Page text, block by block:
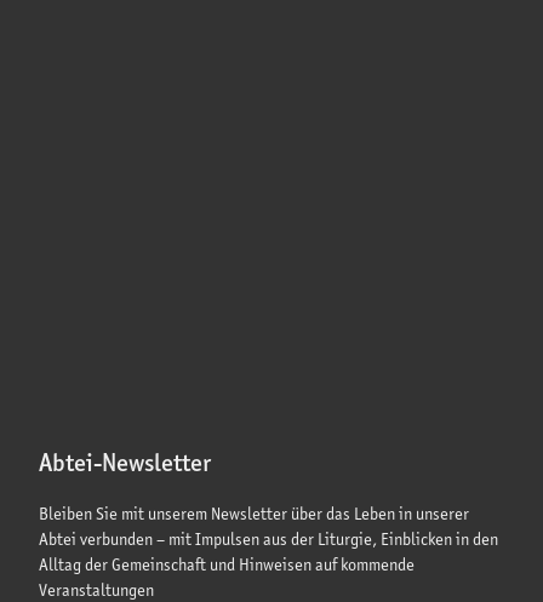
Abtei-Newsletter
Bleiben Sie mit unserem Newsletter über das Leben in unserer
Abtei verbunden – mit Impulsen aus der Liturgie, Einblicken in den
Alltag der Gemeinschaft und Hinweisen auf kommende
Veranstaltungen